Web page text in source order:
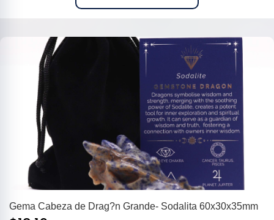
Gema Cabeza de Drag?n Grande- Sodalita 60x30x35mm